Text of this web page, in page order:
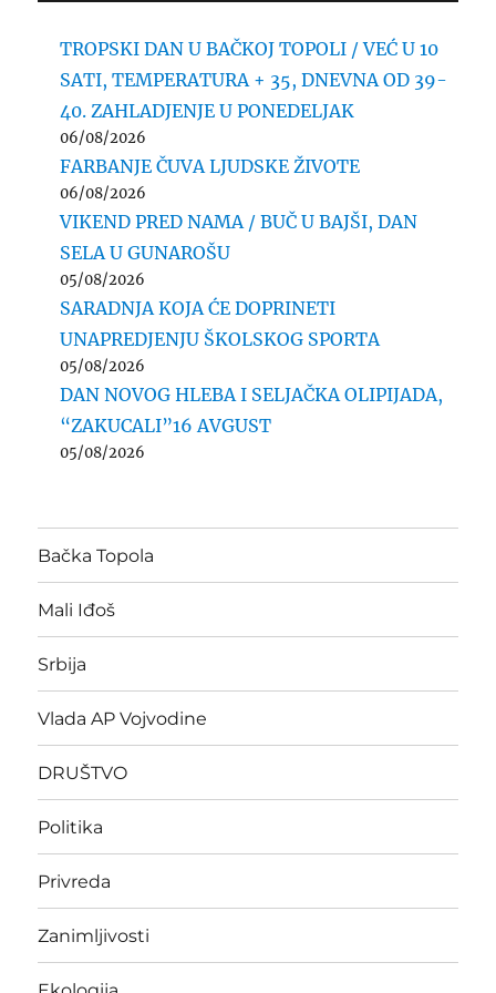
TROPSKI DAN U BAČKOJ TOPOLI / VEĆ U 10
SATI, TEMPERATURA + 35, DNEVNA OD 39-
40. ZAHLADJENJE U PONEDELJAK
06/08/2026
FARBANJE ČUVA LJUDSKE ŽIVOTE
06/08/2026
VIKEND PRED NAMA / BUČ U BAJŠI, DAN
SELA U GUNAROŠU
05/08/2026
SARADNJA KOJA ĆE DOPRINETI
UNAPREDJENJU ŠKOLSKOG SPORTA
05/08/2026
DAN NOVOG HLEBA I SELJAČKA OLIPIJADA,
“ZAKUCALI”16 AVGUST
05/08/2026
Bačka Topola
Mali Iđoš
Srbija
Vlada AP Vojvodine
DRUŠTVO
Politika
Privreda
Zanimljivosti